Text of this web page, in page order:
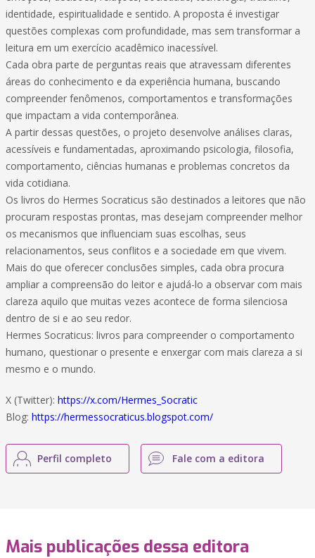
identidade, espiritualidade e sentido. A proposta é investigar
questões complexas com profundidade, mas sem transformar a
leitura em um exercício acadêmico inacessível.
Cada obra parte de perguntas reais que atravessam diferentes
áreas do conhecimento e da experiência humana, buscando
compreender fenômenos, comportamentos e transformações
que impactam a vida contemporânea.
A partir dessas questões, o projeto desenvolve análises claras,
acessíveis e fundamentadas, aproximando psicologia, filosofia,
comportamento, ciências humanas e problemas concretos da
vida cotidiana.
Os livros do Hermes Socraticus são destinados a leitores que não
procuram respostas prontas, mas desejam compreender melhor
os mecanismos que influenciam suas escolhas, seus
relacionamentos, seus conflitos e a sociedade em que vivem.
Mais do que oferecer conclusões simples, cada obra procura
ampliar a compreensão do leitor e ajudá-lo a observar com mais
clareza aquilo que muitas vezes acontece de forma silenciosa
dentro de si e ao seu redor.
Hermes Socraticus: livros para compreender o comportamento
humano, questionar o presente e enxergar com mais clareza a si
mesmo e o mundo.
X (Twitter): https://x.com/Hermes_Socratic
Blog: https://hermessocraticus.blogspot.com/
Perfil completo Fale com a editora
Mais publicações dessa editora